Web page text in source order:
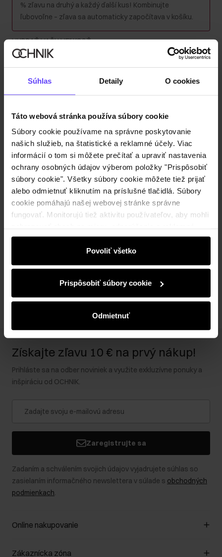
Súhlas Detaily O cookies
Táto webová stránka používa súbory cookie
Súbory cookie používame na správne poskytovanie
našich služieb, na štatistické a reklamné účely. Viac
informácií o tom si môžete prečítať a upraviť nastavenia
ochrany osobných údajov výberom položky "Prispôsobiť
súbory cookie". Všetky súbory cookie môžete tiež prijať
alebo odmietnuť kliknutím na príslušné tlačidlá. Súbory
cookie pomáhajú našej webovej stránke správne
fungovať. Monitorujú tiež aktivitu používateľov, aby mohli
správy, ktoré vás informujú o najnovších akciách v
elektronickom obchode. Informácie o tom, ako používate
našu stránku, zdieľame s partnermi v oblasti sociálnych
informácie kombinovať s ďalšími údajmi, ktoré od vás
získali alebo ktoré ste získali pri používaní ich služieb.
Povoliť všetko
Prispôsobiť súbory cookie
Odmietnuť
% zľavu na druhý a každý ďalší kus! Kombinujte
ľubovoľne – zľava sa automaticky započítava v košíku.
VYBRAŤ VAŠU VEĽKOSŤ:
Kabínový Stredný Veľký Súprava
Odoslanie do 2 pracovných dní
Popis produktu
Detaily
Zloženie a rozmery
Získajte zľavu 10 € na prvý nákup!
Prihláste sa na odber noviniek a využite exkluzívne ponuky a
inšpiráciu od OCHNIK.
Zaregistrujte sa
Zadaním a schválením svojich údajov vyjadrujete súhlas so
zasielaním informačného newslettera v súlade s obchodných
podmienkach.
Online nakupovanie
Spravovať súbory cookie
Zákaznícka zóna